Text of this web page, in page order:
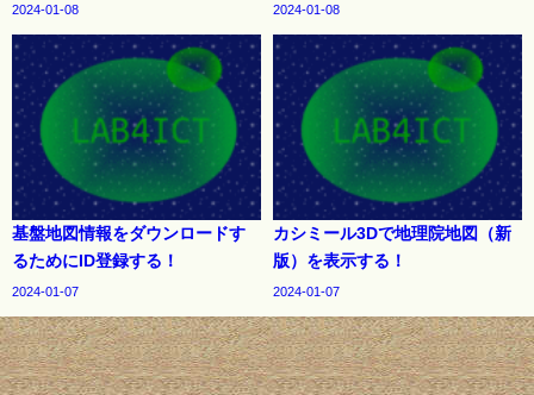
2024-01-08 2024-01-08
基盤地図情報をダウンロードす
るためにID登録する！
2024-01-07
カシミール3Dで地理院地図（新
版）を表示する！
2024-01-07